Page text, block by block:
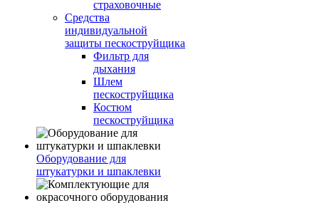
страховочные
Средства
индивидуальной
защиты пескоструйщика
Фильтр для
дыхания
Шлем
пескоструйщика
Костюм
пескоструйщика
Оборудование для
штукатурки и шпаклевки